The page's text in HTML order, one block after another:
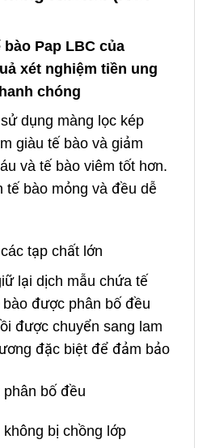
Pap LBC của
xét nghiệm tiền ung
chóng
dụng màng lọc kép
giàu tế bào và giảm
và tế bào viêm tốt hơn.
tế bào mỏng và đều dễ
tạp chất lớn
lại dịch mẫu chứa tế
được phân bố đều
được chuyển sang lam
đặc biệt để đảm bảo
phân bố đều
không bị chồng lớp